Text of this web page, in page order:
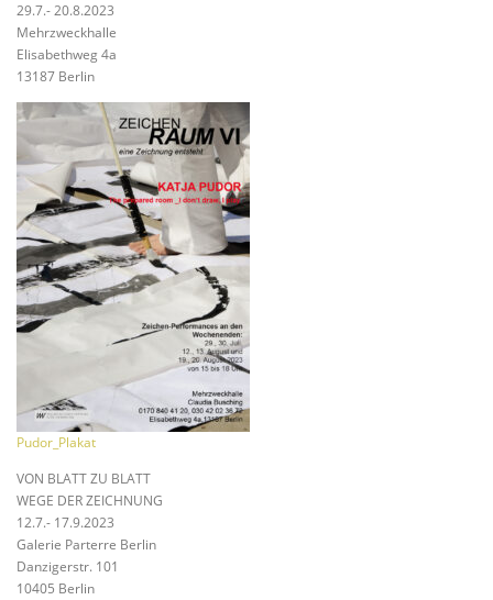
29.7.- 20.8.2023
Mehrzweckhalle
Elisabethweg 4a
13187 Berlin
Pudor_Plakat
VON BLATT ZU BLATT
WEGE DER ZEICHNUNG
12.7.- 17.9.2023
Galerie Parterre Berlin
Danzigerstr. 101
10405 Berlin